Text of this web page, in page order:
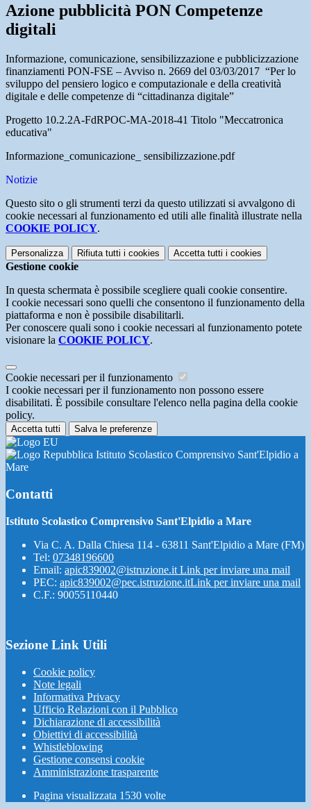
Azione pubblicità PON Competenze
digitali
Informazione, comunicazione, sensibilizzazione e pubblicizzazione
finanziamenti PON-FSE – Avviso n. 2669 del 03/03/2017 “Per lo
sviluppo del pensiero logico e computazionale e della creatività
digitale e delle competenze di “cittadinanza digitale”
Progetto 10.2.2A-FdRPOC-MA-2018-41 Titolo "Meccatronica
educativa"
Informazione_comunicazione_ sensibilizzazione.pdf
Notizie
Questo sito o gli strumenti terzi da questo utilizzati si avvalgono di
cookie necessari al funzionamento ed utili alle finalità illustrate nella
COOKIE POLICY.
Personalizza Rifiuta tutti i cookies Accetta tutti i cookies
Gestione cookie
In questa schermata è possibile scegliere quali cookie consentire.
I cookie necessari sono quelli che consentono il funzionamento della
piattaforma e non è possibile disabilitarli.
Per conoscere quali sono i cookie necessari al funzionamento potete
visionare la COOKIE POLICY.
Cookie necessari per il funzionamento
I cookie necessari per il funzionamento non possono essere
disabilitati. È possibile consultare l'elenco nella pagina della cookie
policy.
Accetta tutti Salva le preferenze
Istituto Scolastico Comprensivo Sant'Elpidio a
Mare
Contatti
Istituto Scolastico Comprensivo Sant'Elpidio a Mare
Via C. A. Dalla Chiesa 114 - 63811 Sant'Elpidio a Mare (FM)
Tel: 07348196600
Email: apic839002@istruzione.it Link per inviare una mail
PEC: apic839002@pec.istruzione.itLink per inviare una mail
C.F.: 90055110440
Sezione Link Utili
Cookie policy
Note legali
Informativa Privacy
Ufficio Relazioni con il Pubblico
Dichiarazione di accessibilità
Obiettivi di accessibilità
Whistleblowing
Gestione consensi cookie
Amministrazione trasparente
Pagina visualizzata 1530 volte